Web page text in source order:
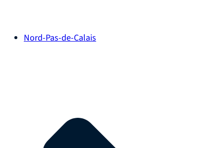
Nord-Pas-de-Calais